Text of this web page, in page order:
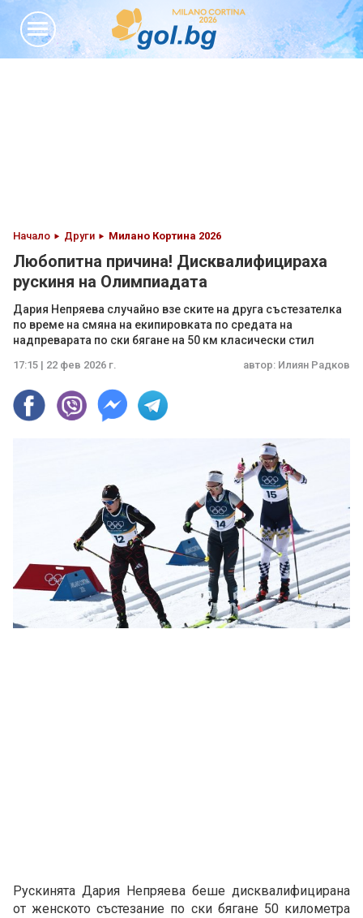
Начало Други Милано Кортина 2026
Любопитна причина! Дисквалифицираха
рускиня на Олимпиадата
Дария Непряева случайно взе ските на друга състезателка
по време на смяна на екипировката по средата на
надпреварата по ски бягане на 50 км класически стил
17:15 | 22 фев 2026 г. автор: Илиян Радков
Рускинята Дария Непряева беше дисквалифицирана
от женското състезание по ски бягане 50 километра